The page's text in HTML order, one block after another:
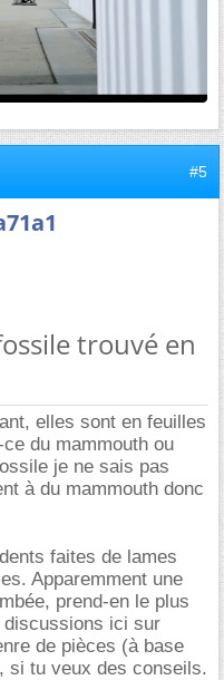
#5
trouvé en
elles sont en feuilles
du mammouth ou
je ne sais pas
à du mammouth donc
faites de lames
Apparemment une
prend-en le plus
discussions ici sur
de pièces (à base
si tu veux des conseils.